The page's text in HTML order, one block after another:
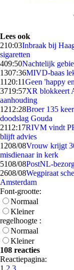
Lees ook
210:03Inbraak bij
sigaretten
409:50Nachtelijk
1307:36MIVD-baas
11 20:11Geen 'happy
3719:57XR blokkeert
aanhouding
1212:28Broer 135
doodslag Gouda
2112:17RIVM vindt
blijft advies
1208/08Vrouw krijgt
misdienaar in kerk
5108/08PostNL-
2608/08Wegpiraat
Amsterdam
Font-grootte:
Normaal
Kleiner
regelhoogte :
Normaal
Kleiner
108 reacties
Reactiepagina:
1 2 3